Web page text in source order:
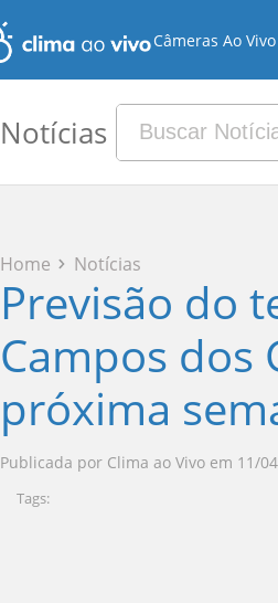
Câmeras Ao Vivo
Notícias
Home Notícias
Previsão do
Campos dos
próxima
Publicada por Clima ao Vivo em 11/
Tags: